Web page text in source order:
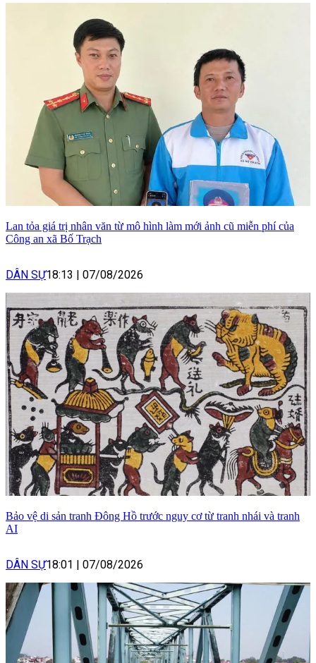
Lan tỏa giá trị nhân văn từ mô hình làm mới ảnh cũ miễn phí của
Công an xã Bố Trạch
DÂN SỰ18:13 07/08/2026
Bảo vệ di sản tranh Đông Hồ trước nguy cơ từ tranh nhái và tranh
AI
DÂN SỰ18:01 07/08/2026